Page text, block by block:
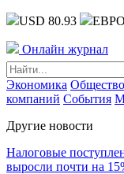
USD 80.93 ЕВРО
Онлайн журнал
Экономика Общество
компаний События
Другие новости
Налоговые
выросли почти на